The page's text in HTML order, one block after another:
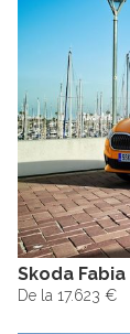
Skoda Fabia
De la 17.623 €